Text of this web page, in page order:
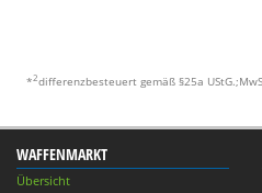
*2differenzbesteuert gemäß §25a
WAFFENMARKT
Übersicht